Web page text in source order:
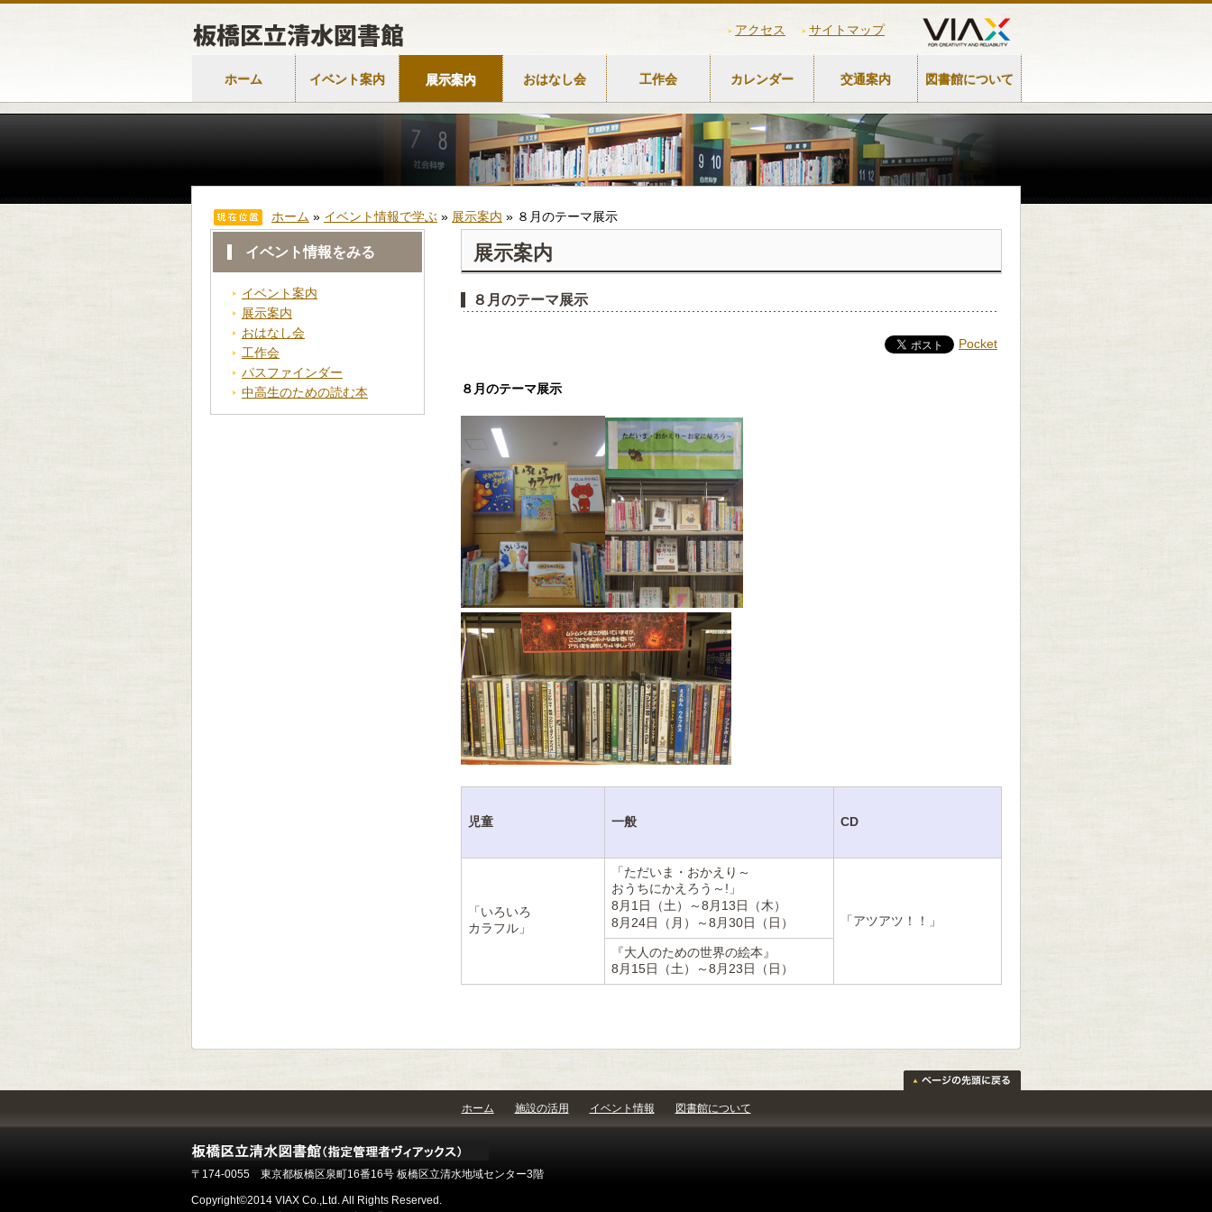
アクセス サイトマップ
ホーム イベント案内 展示案内 おはなし会 工作会 カレンダー 交通案内 図書館について
ホーム » イベント情報で学ぶ » 展示案内 » ８月のテーマ展示
イベント情報をみる
イベント案内
展示案内
おはなし会
工作会
パスファインダー
中高生のための読む本
展示案内
８月のテーマ展示
Pocket
８月のテーマ展示
児童 一般 CD
「いろいろ
カラフル」
「ただいま・おかえり～
おうちにかえろう～!」
8月1日（土）～8月13日（木）
8月24日（月）～8月30日（日）
「アツアツ！！」
『大人のための世界の絵本』
8月15日（土）～8月23日（日）
ホーム 施設の活用 イベント情報 図書館について
〒174-0055 東京都板橋区泉町16番16号 板橋区立清水地域センター3階
Copyright©2014 VIAX Co.,Ltd. All Rights Reserved.